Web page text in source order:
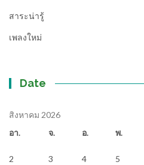
สาระน่ารู้
เพลงใหม่
Date
สิงหาคม 2026
อา.
จ. อ. พ.
2
3 4 5